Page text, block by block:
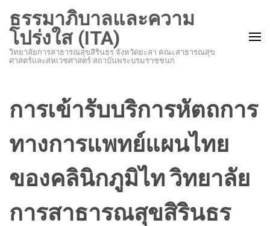
ธรรมาภิบาลและความ
โปร่งใส (ITA)
วิทยาลัยการสาธารณสุขสิรินธร จังหวัดยะลา คณะสาธารณสุข
ศาสตร์และสหเวชศาสตร์ สถาบันพระบรมราชชนก
การเข้ารับบริการหัตถการ
ทางการแพทย์แผนไทย
ของคลินิกภูมิไท วิทยาลัย
การสาธารณสุขสิรินธร